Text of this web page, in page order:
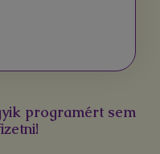
programért sem